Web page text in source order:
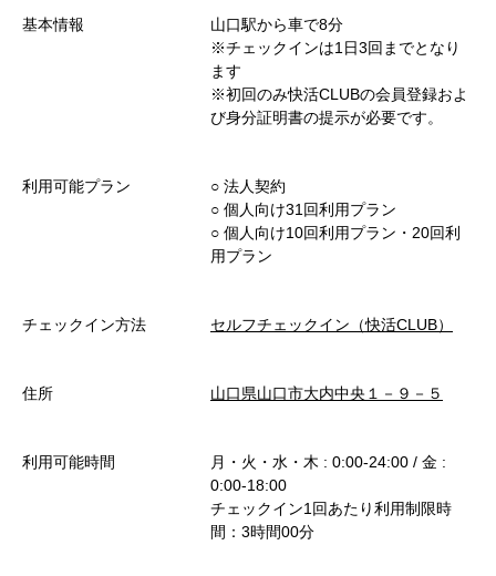
基本情報
山口駅から車で8分
※チェックインは1日3回までとなり
ます
※初回のみ快活CLUBの会員登録およ
び身分証明書の提示が必要です。
利用可能プラン
○︎ 法人契約
○︎ 個人向け31回利用プラン
○︎ 個人向け10回利用プラン・20回利
用プラン
チェックイン方法 セルフチェックイン（快活CLUB）
住所 山口県山口市大内中央１－９－５
利用可能時間
月・火・水・木 : 0:00-24:00 / 金 :
0:00-18:00
チェックイン1回あたり利用制限時
間：3時間00分